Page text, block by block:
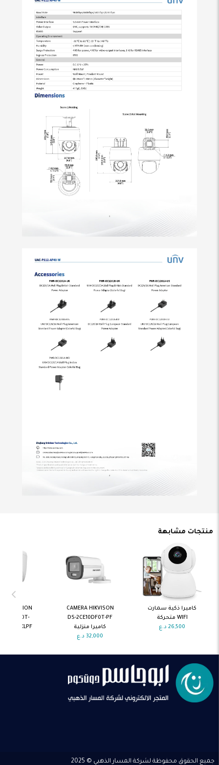
منتجات مشابهة
اضف الى
السلة
كاميرا ذكية سمارت
WIFI متحركة
26,500 د.ع
اضف الى
السلة
CAMERA HIKVISON
DS-2CE10DF0T-PF
كاميرا منزلية
32,000 د.ع
HIKVISION
2CE76K0T-
EXLPF كاميرا منزلية
جميع الحقوق محفوظة لشركة المسار الذهبي © 2025